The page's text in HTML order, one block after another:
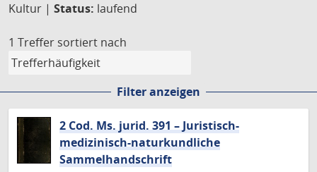
Kultur | Status: laufend
1 Treffer sortiert nach
Filter anzeigen
2 Cod. Ms. jurid. 391 – Juristisch-
medizinisch-naturkundliche
Sammelhandschrift